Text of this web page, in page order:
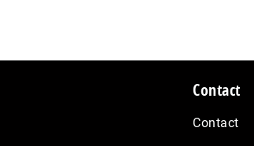
Contact
Contact